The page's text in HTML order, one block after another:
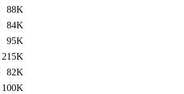
88K
84K
95K
215K
82K
100K